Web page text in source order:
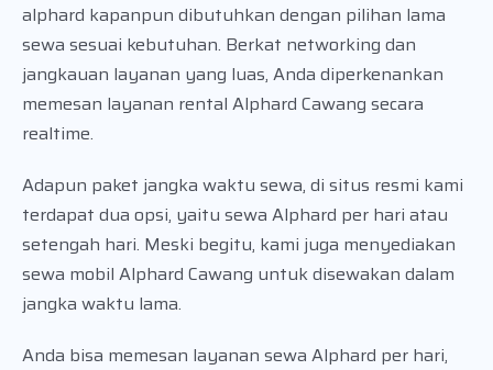
alphard kapanpun dibutuhkan dengan pilihan lama
sewa sesuai kebutuhan. Berkat networking dan
jangkauan layanan yang luas, Anda diperkenankan
memesan layanan rental Alphard Cawang secara
realtime.
Adapun paket jangka waktu sewa, di situs resmi kami
terdapat dua opsi, yaitu sewa Alphard per hari atau
setengah hari. Meski begitu, kami juga menyediakan
sewa mobil Alphard Cawang untuk disewakan dalam
jangka waktu lama.
Anda bisa memesan layanan sewa Alphard per hari,